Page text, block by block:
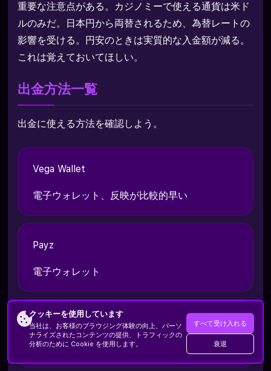
重要な注意点がある。カジノミーで使える通貨は米ド
ルのみだ。日本円から両替されるため、為替レートの
影響を受ける。円安のときは実質的な入金額が減る。
これは覚えておいてほしい。
出金方法一覧
出金に使える方法を確認しよう。
Vega Wallet
電子ウォレット、反映が比較的早い
Payz
電子ウォレット
銀行送金
最も確実だが時間がかかる
クッキーを使用しています
当社は、お客様のブラウジング体験の向上、パーソ
ナライズされたコンテンツの提供、トラフィックの
分析のために Cookie を使用します。
すべて受け入れる
衰退